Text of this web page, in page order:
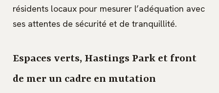
résidents locaux pour mesurer l’adéquation avec
ses attentes de sécurité et de tranquillité.
Espaces verts, Hastings Park et front
de mer un cadre en mutation